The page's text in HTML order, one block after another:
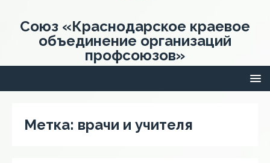
Союз «Краснодарское краевое
объединение организаций
профсоюзов»
Метка: врачи и учителя